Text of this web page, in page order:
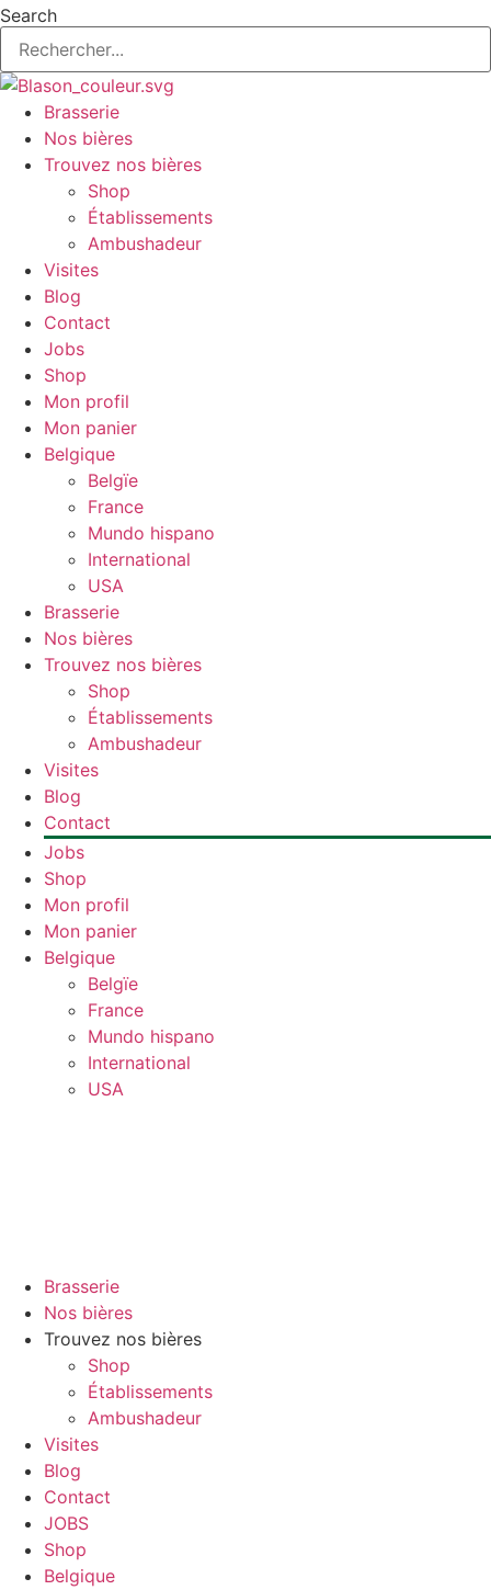
Aller
contenu
Search
Brasserie
Nos bières
Trouvez nos bières
Shop
Établissements
Ambushadeur
Visites
Blog
Contact
Jobs
Shop
Mon profil
Mon panier
Belgique
Belgïe
France
Mundo hispano
International
USA
Brasserie
Nos bières
Trouvez nos bières
Shop
Établissements
Ambushadeur
Visites
Blog
Contact
Jobs
Shop
Mon profil
Mon panier
Belgique
Belgïe
France
Mundo hispano
International
USA
Brasserie
Nos bières
Trouvez nos bières
Shop
Établissements
Ambushadeur
Visites
Blog
Contact
JOBS
Shop
Belgique